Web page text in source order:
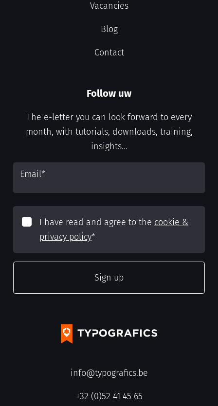
info@typografics.be
+32 (0)52 41 45 65
Vacancies
Blog
Contact
Follow uw
The e-letter you can look forward to every
month, with tutorials, downloads, training,
insights...
Email*
I have read and agree to the cookie &
privacy policy*